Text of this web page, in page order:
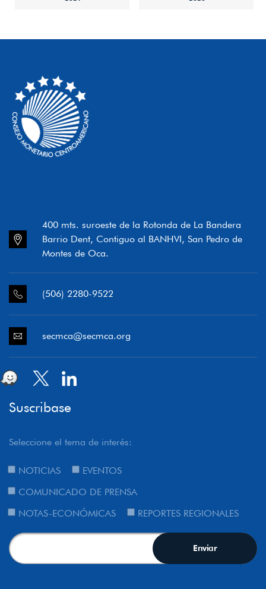
400 mts. suroeste de la Rotonda de La Bandera
Barrio Dent, Contiguo al BANHVI, San Pedro de
Montes de Oca.
(506) 2280-9522
secmca@secmca.org
Suscribase
Seleccione el tema de interés:
NOTICIAS
EVENTOS
COMUNICADO DE PRENSA
NOTAS-ECONÓMICAS
REPORTES REGIONALES